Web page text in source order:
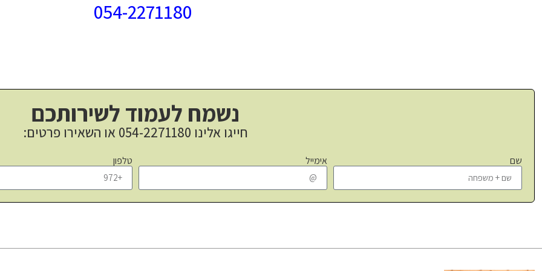
054-2271180
נשמח לעמוד לשירותכם
חייגו אלינו 054-2271180 או השאירו פרטים:
שם אימייל טלפון